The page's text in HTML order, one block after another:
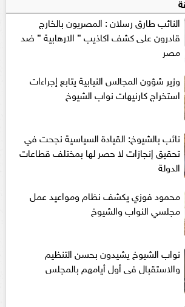
النائب طارق رسلان : المصريون بالخارج
قادرون على كشف اكاذيب ” الارهابية ” ضد
مصر
وزير شؤون المجالس النيابية يتابع إجراءات
استخراج كارنيهات نواب الشيوخ
نائب بالشيوخ: القيادة السياسية نجحت في
تحقيق إنجازات لا حصر لها بمختلف قطاعات
الدولة
محمود فوزي يكشف نظام ومواعيد عمل
مجلسي النواب والشيوخ
نواب الشيوخ يشيدون بحسن التنظيم
والاستقبال فى أول أيامهم بالمجلس